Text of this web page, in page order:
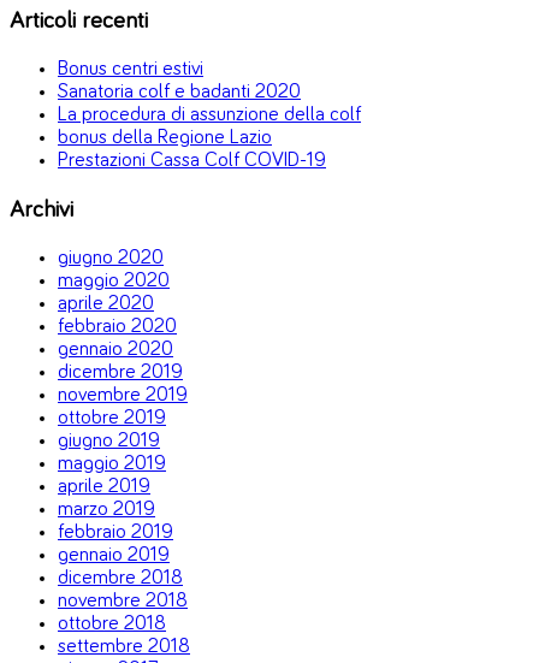
Articoli recenti
Bonus centri estivi
Sanatoria colf e badanti 2020
La procedura di assunzione della colf
bonus della Regione Lazio
Prestazioni Cassa Colf COVID-19
Archivi
giugno 2020
maggio 2020
aprile 2020
febbraio 2020
gennaio 2020
dicembre 2019
novembre 2019
ottobre 2019
giugno 2019
maggio 2019
aprile 2019
marzo 2019
febbraio 2019
gennaio 2019
dicembre 2018
novembre 2018
ottobre 2018
settembre 2018